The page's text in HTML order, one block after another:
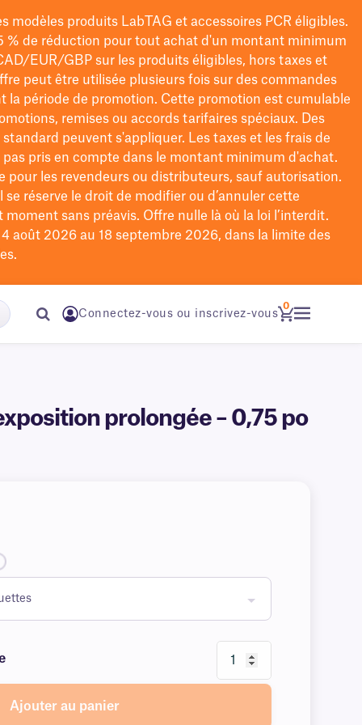
modèles produits LabTAG et accessoires PCR éligibles.
% de réduction pour tout achat d'un montant minimum
EUR/GBPsur les produits éligibles, hors taxes et
peut être utilisée plusieurs fois sur des commandes
la période de promotion. Cette promotion est cumulable
remises ou accords tarifaires spéciaux. Des
peuvent s'appliquer. Les taxes et les frais de
pas pris en compte dans le montant minimum d'achat.
pour les revendeurs ou distributeurs, sauf autorisation.
réserve le droit de modifierou d’annuler cette
moment sans préavis. Offre nulle là où la loi l’interdit.
août 2026 au 18 septembre 2026, dans la limite des
Connectez-vous ou inscrivez-vous
0
prolongée – 0,75 po
Ajouter au panier